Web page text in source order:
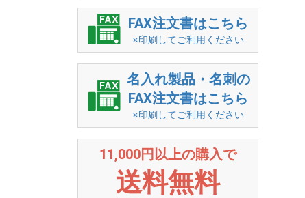
FAX注文書はこちら
※印刷してご利用ください
名入れ製品・名刺の
FAX注文書はこちら
※印刷してご利用ください
11,000円以上の購入で
送料無料